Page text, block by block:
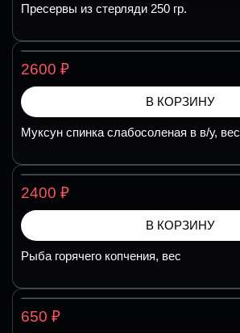
Пресервы из стерляди 250 гр.
2600 ₽
В КОРЗИНУ
Муксун спинка слабосоленая в в/у, вес
2400 ₽
В КОРЗИНУ
Рыба горячего копчения, вес
650 ₽